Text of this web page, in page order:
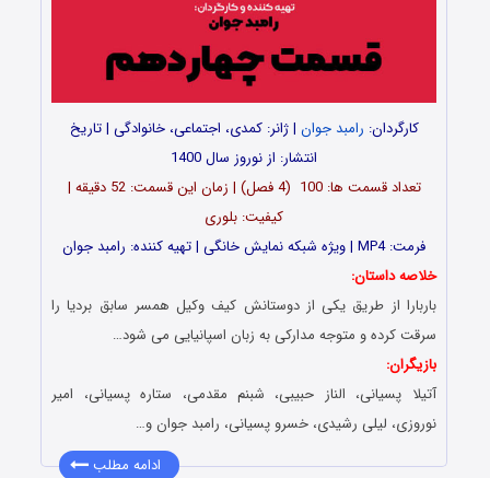
کارگردان: رامبد جوان | ژانر: کمدی، اجتماعی، خانوادگی | تاریخ
انتشار: از نوروز سال 1400
تعداد قسمت ها: 100 (4 فصل) | زمان این قسمت: 52 دقیقه |
کیفیت: بلوری
فرمت: MP4 | ویژه شبکه نمایش خانگی | تهیه کننده: رامبد جوان
خلاصه داستان:
باربارا از طریق یکی از دوستانش کیف وکیل همسر سابق بردیا را
سرقت کرده و متوجه مدارکی به زبان اسپانیایی می شود…
بازیگران:
آتیلا پسیانی، الناز حبیبی، شبنم مقدمی، ستاره پسیانی، امیر
نوروزی، لیلی رشیدی، خسرو پسیانی، رامبد جوان و…
ادامه مطلب